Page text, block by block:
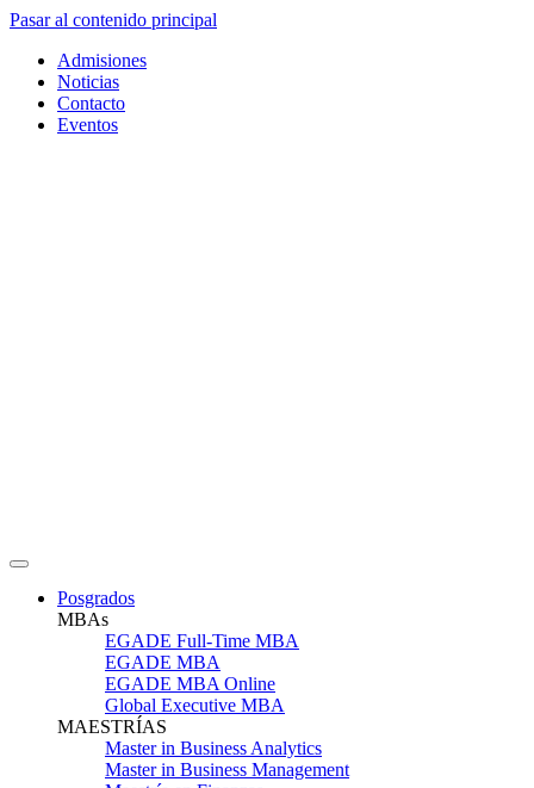
Pasar al contenido principal
Admisiones
Noticias
Contacto
Eventos
Posgrados
MBAs
EGADE Full-Time MBA
EGADE MBA
EGADE MBA Online
Global Executive MBA
MAESTRÍAS
Master in Business Analytics
Master in Business Management